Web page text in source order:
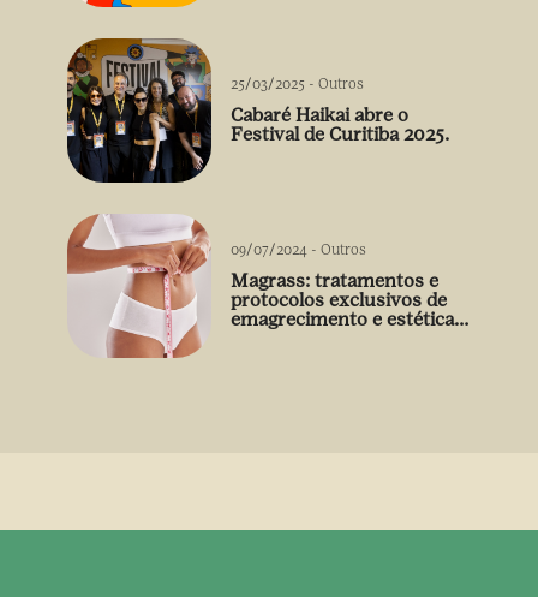
25/03/2025 - Outros
Cabaré Haikai abre o
Festival de Curitiba 2025.
09/07/2024 - Outros
Magrass: tratamentos e
protocolos exclusivos de
emagrecimento e estética